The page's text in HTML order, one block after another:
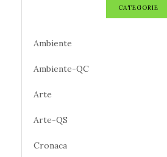
CATEGORIE
Ambiente
Ambiente-QC
Arte
Arte-QS
Cronaca